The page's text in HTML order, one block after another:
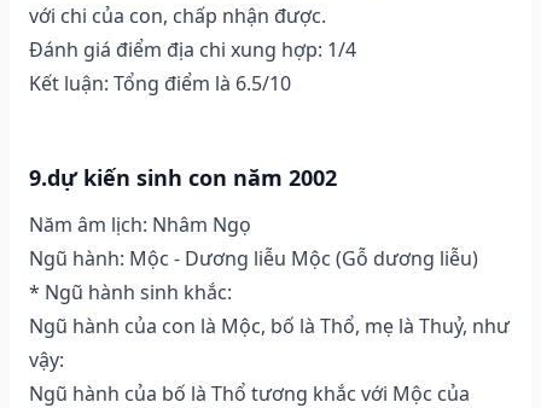
với chi của con, chấp nhận được.
Đánh giá điểm địa chi xung hợp: 1/4
Kết luận: Tổng điểm là 6.5/10
9.dự kiến sinh con năm 2002
Năm âm lịch: Nhâm Ngọ
Ngũ hành: Mộc - Dương liễu Mộc (Gỗ dương liễu)
* Ngũ hành sinh khắc:
Ngũ hành của con là Mộc, bố là Thổ, mẹ là Thuỷ, như
vậy:
Ngũ hành của bố là Thổ tương khắc với Mộc của